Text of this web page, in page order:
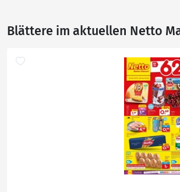
Blättere im aktuellen Netto